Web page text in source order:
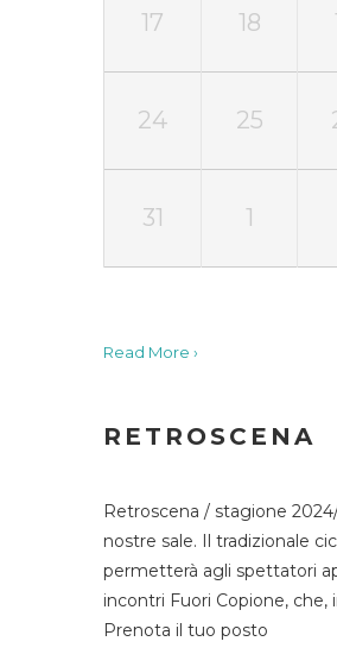
17 18
24 25
31 1
Read More ›
RETROSCENA
Retroscena / stagione
nostre sale. Il tradizionale
permetterà agli spettatori
incontri Fuori Copione,
Prenota il tuo posto